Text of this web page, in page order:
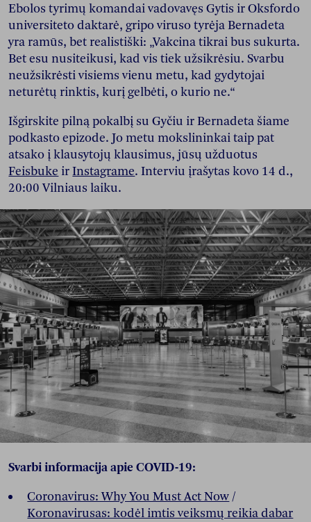
Ebolos tyrimų komandai vadovavęs Gytis ir Oksfordo
universiteto daktarė, gripo viruso tyrėja Bernadeta
yra ramūs, bet realistiški: „Vakcina tikrai bus sukurta.
Bet esu nusiteikusi, kad vis tiek užsikrėsiu. Svarbu
neužsikrėsti visiems vienu metu, kad gydytojai
neturėtų rinktis, kurį gelbėti, o kurio ne.“
Išgirskite pilną pokalbį su Gyčiu ir Bernadeta šiame
podkasto epizode. Jo metu mokslininkai taip pat
atsako į klausytojų klausimus, jūsų užduotus
Feisbuke irInstagrame. Interviu įrašytas kovo 14 d.,
20:00 Vilniaus laiku.
Svarbi informacija apie COVID-19:
Coronavirus: Why You Must Act Now/
Koronavirusas: kodėl imtis veiksmų reikia dabar